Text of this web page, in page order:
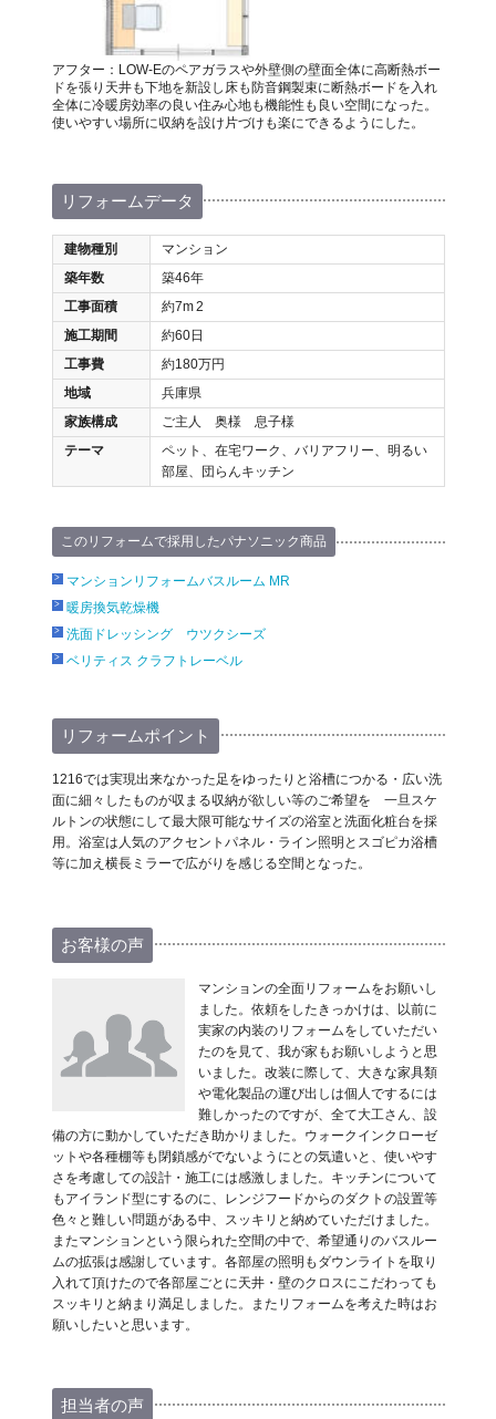
アフター：LOW-Eのペアガラスや外壁側の壁面全体に高断熱ボー
ドを張り天井も下地を新設し床も防音鋼製束に断熱ボードを入れ
全体に冷暖房効率の良い住み心地も機能性も良い空間になった。
使いやすい場所に収納を設け片づけも楽にできるようにした。
リフォームデータ
建物種別
マンション
築年数
築46年
工事面積
約7m2
施工期間
約60日
工事費
約180万円
地域
兵庫県
家族構成
ご主人 奥様 息子様
テーマ
ペット、在宅ワーク、バリアフリー、明るい
部屋、団らんキッチン
このリフォームで採用したパナソニック商品
マンションリフォームバスルーム MR
暖房換気乾燥機
洗面ドレッシング ウツクシーズ
ベリティス クラフトレーベル
リフォームポイント
1216では実現出来なかった足をゆったりと浴槽につかる・広い洗
面に細々したものが収まる収納が欲しい等のご希望を 一旦スケ
ルトンの状態にして最大限可能なサイズの浴室と洗面化粧台を採
用。浴室は人気のアクセントパネル・ライン照明とスゴピカ浴槽
等に加え横長ミラーで広がりを感じる空間となった。
お客様の声
マンションの全面リフォームをお願いし
ました。依頼をしたきっかけは、以前に
実家の内装のリフォームをしていただい
たのを見て、我が家もお願いしようと思
いました。改装に際して、大きな家具類
や電化製品の運び出しは個人でするには
難しかったのですが、全て大工さん、設
備の方に動かしていただき助かりました。ウォークインクローゼ
ットや各種棚等も閉鎖感がでないようにとの気遣いと、使いやす
さを考慮しての設計・施工には感激しました。キッチンについて
もアイランド型にするのに、レンジフードからのダクトの設置等
色々と難しい問題がある中、スッキリと納めていただけました。
またマンションという限られた空間の中で、希望通りのバスルー
ムの拡張は感謝しています。各部屋の照明もダウンライトを取り
入れて頂けたので各部屋ごとに天井・壁のクロスにこだわっても
スッキリと納まり満足しました。またリフォームを考えた時はお
願いしたいと思います。
担当者の声